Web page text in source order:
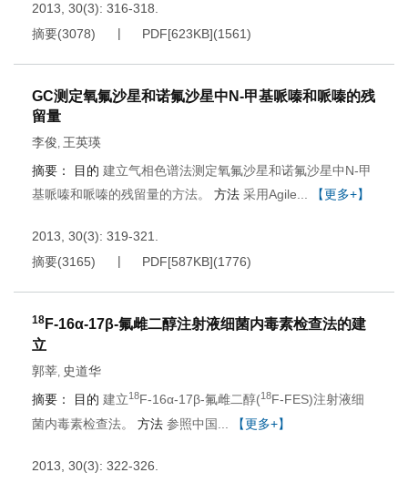
2013, 30(3): 316-318.
摘要(3078) PDF[623KB](1561)
GC测定氧氟沙星和诺氟沙星中N-甲基哌嗪和哌嗪的残
留量
李俊, 王英瑛
摘要：
目的 建立气相色谱法测定氧氟沙星和诺氟沙星中N-甲
基哌嗪和哌嗪的残留量的方法。 方法 采用Agile... 【更多+】
2013, 30(3): 319-321.
摘要(3165) PDF[587KB](1776)
18 F-16α-17β-氟雌二醇注射液细菌内毒素检查法的建
立
郭莘, 史道华
摘要：
目的 建立18F-16α-17β-氟雌二醇(18F-FES)注射液细
菌内毒素检查法。 方法 参照中国... 【更多+】
2013, 30(3): 322-326.